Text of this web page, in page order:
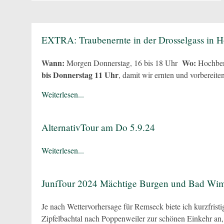
EXTRA: Traubenernte in der Drosselgass in
Wann: Morgen Donnerstag, 16 bis 18 Uhr Wo:
bis Donnerstag 11 Uhr, damit wir ernten und
Weiterlesen...
AlternativTour am Do 5.9.24
Weiterlesen...
JuniTour 2024 Mächtige Burgen und Bad
Je nach Wettervorhersage für Remseck biete ich
Zipfelbachtal nach Poppenweiler zur schönen Einkehr